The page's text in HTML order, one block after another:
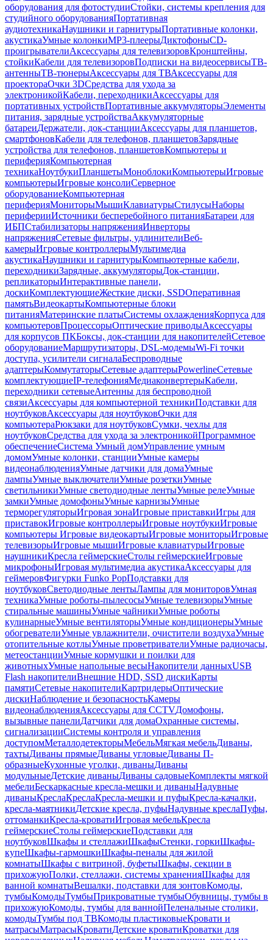
оборудования для фотостудииСтойки, системы крепления для
студийного оборудованияПортативная
аудиотехникаНаушники и гарнитурыПортативные колонки,
акустикаУмные колонкиMP3-плеерыДиктофоныCD-
проигрывателиАксессуары для телевизоровКронштейны,
стойкиКабели для телевизоровПодписки на видеосервисыТВ-
антенныТВ-тюнерыАксессуары для ТВАксессуары для
проектораОчки 3DСредства для ухода за
электроникойКабели, переходникиАксессуары для
портативных устройствПортативные аккумуляторыЭлементы
питания, зарядные устройстваАккумуляторные
батареиДержатели, док-станцииАксессуары для планшетов,
смартфоновКабели для телефонов, планшетовЗарядные
устройства для телефонов, планшетовКомпьютеры и
периферияКомпьютерная
техникаНоутбукиПланшетыМоноблокиКомпьютерыИгровые
компьютерыИгровые консолиСерверное
оборудованиеКомпьютерная
периферияМониторыМышиКлавиатурыСтилусыНаборы
периферииИсточники бесперебойного питанияБатареи для
ИБПСтабилизаторы напряженияИнверторы
напряженияСетевые фильтры, удлинителиВеб-
камерыИгровые контроллерыМультимедиа
акустикаНаушники и гарнитурыКомпьютерные кабели,
переходникиЗарядные, аккумуляторыДок-станции,
репликаторыИнтерактивные панели,
доскиКомплектующиеЖесткие диски, SSDОперативная
памятьВидеокартыКомпьютерные блоки
питанияМатеринские платыСистемы охлажденияКорпуса для
компьютеровПроцессорыОптические приводыАксессуары
для корпусов ПКБоксы, док-станции для накопителейСетевое
оборудованиеМаршрутизаторы, DSL-модемыWi-Fi точки
доступа, усилители сигналаБеспроводные
адаптерыКоммутаторыСетевые адаптерыPowerlineСетевые
комплектующиеIP-телефонияМедиаконвертерыКабели,
переходники сетевыеАнтенны для беспроводной
связиАксессуары для компьютерной техникиПодставки для
ноутбуковАксессуары для ноутбуковОчки для
компьютераРюкзаки для ноутбуковСумки, чехлы для
ноутбуковСредства для ухода за электроникойПрограммное
обеспечениеСистема Умный домУправление умным
домомУмные колонки, станцииУмные камеры
видеонаблюденияУмные датчики для домаУмные
лампыУмные выключателиУмные розеткиУмные
светильникиУмные светодиодные лентыУмные релеУмные
замкиУмные домофоныУмные карнизыУмные
терморегуляторыИгровая зонаИгровые приставкиИгры для
приставокИгровые контроллерыИгровые ноутбукиИгровые
компьютеры Игровые видеокартыИгровые мониторыИгровые
телевизорыИгровые мышиИгровые клавиатурыИгровые
наушникиКресла геймерскиеСтолы геймерскиеИгровые
микрофоныИгровая мультимедиа акустикаАксессуары для
геймеровФигурки Funko PopПодставки для
ноутбуковСветодиодные лентыЛампы для мониторовУмная
техникаУмные роботы-пылесосыУмные телевизорыУмные
стиральные машиныУмные чайникиУмные роботы
кулинарныеУмные вентиляторыУмные кондиционерыУмные
обогревателиУмные увлажнители, очистители воздухаУмные
отопительные котлыУмные проветривателиУмные радиочасы,
метеостанцииУмные кормушки и поилки для
животныхУмные напольные весыНакопители данныхUSB
Flash накопителиВнешние HDD, SSD дискиКарты
памятиСетевые накопителиКартридерыОптические
дискиНаблюдение и безопасностьКамеры
видеонаблюденияАксессуары для CCTVДомофоны,
вызывные панелиДатчики для домаОхранные системы,
сигнализацииСистемы контроля и управления
доступомМеталлодетекторыМебельМягкая мебельДиваны,
тахтыДиваны прямыеДиваны угловыеДиваны П-
образныеКухонные уголки, диваныДиваны
модульныеДетские диваныДиваны садовыеКомплекты мягкой
мебелиБескаркасные кресла-мешки и диваныНадувные
диваныКреслаКреслаКресла-мешки и пуфыКресла-качалки,
кресла-маятникиДетские кресла, пуфыНадувные креслаПуфы,
оттоманкиКресла-кроватиИгровая мебельКресла
геймерскиеСтолы геймерскиеПодставки для
ноутбуковШкафы и стеллажиШкафыСтенки, горкиШкафы-
купеШкафы-гармошкиШкафы-пеналы для жилой
комнатыШкафы с витриной, буфетыШкафы, секции в
прихожуюПолки, стеллажи, системы храненияШкафы для
ванной комнатыВешалки, подставки для зонтовКомоды,
тумбыКомодыТумбыПрикроватные тумбыОбувницы, тумбы в
прихожуюКомоды, тумбы для ваннойПеленальные столики,
комодыТумбы под ТВКомоды пластиковыеКровати и
матрасыМатрасыКроватиДетские кроватиКроватки для